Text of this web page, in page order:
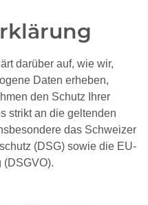
darüber auf, wie wir,
Daten erheben,
den Schutz Ihrer
strikt an die geltenden
das Schweizer
(DSG) sowie die EU-
(DSGVO).